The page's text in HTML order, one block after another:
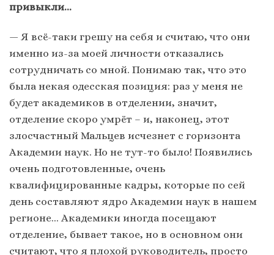
привыкли…
— Я всё-таки грешу на себя и считаю, что они
именно из-за моей личности отказались
сотрудничать со мной. Понимаю так, что это
была некая одесская позиция: раз у меня не
будет академиков в отделении, значит,
отделение скоро умрёт – и, наконец, этот
злосчастный Мальцев исчезнет с горизонта
Академии наук. Но не тут-то было! Появились
очень подготовленные, очень
квалифицированные кадры, которые по сей
день составляют ядро Академии наук в нашем
регионе… Академики иногда посещают
отделение, бывает такое, но в основном они
считают, что я плохой руководитель, просто